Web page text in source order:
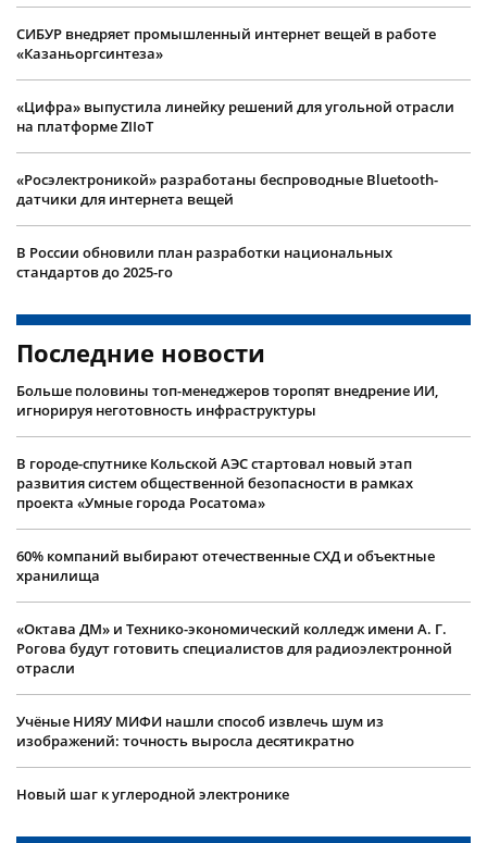
СИБУР внедряет промышленный интернет вещей в работе
«Казаньоргсинтеза»
«Цифра» выпустила линейку решений для угольной отрасли
на платформе ZIIoT
«Росэлектроникой» разработаны беспроводные Bluetooth-
датчики для интернета вещей
В России обновили план разработки национальных
стандартов до 2025-го
Последние новости
Больше половины топ-менеджеров торопят внедрение ИИ,
игнорируя неготовность инфраструктуры
В городе-спутнике Кольской АЭС стартовал новый этап
развития систем общественной безопасности в рамках
проекта «Умные города Росатома»
60% компаний выбирают отечественные СХД и объектные
хранилища
«Октава ДМ» и Технико-экономический колледж имени А. Г.
Рогова будут готовить специалистов для радиоэлектронной
отрасли
Учëные НИЯУ МИФИ нашли способ извлечь шум из
изображений: точность выросла десятикратно
Новый шаг к углеродной электронике